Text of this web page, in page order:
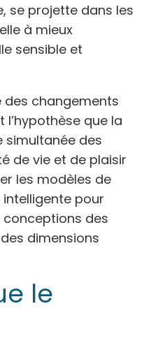
se projette dans les
à mieux
sensible et
des changements
l’hypothèse que la
simultanée des
de vie et de plaisir
les modèles de
pour
conceptions des
dimensions
le